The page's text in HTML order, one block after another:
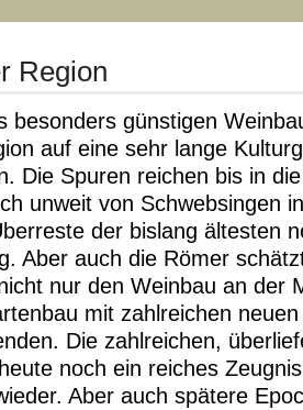
Region
besonders günstigen
auf eine sehr lange
Die Spuren reichen bis in
unweit von Schwebsingen
der bislang ältesten
Aber auch die Römer
nur den Weinbau an der
mit zahlreichen
Die zahlreichen,
noch ein reiches
Aber auch spätere